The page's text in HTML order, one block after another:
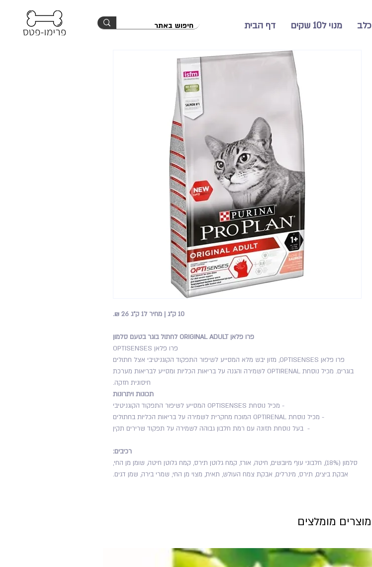
דף הבית מנוי ל10 שקים כלב
10 ק"ג | מחיר ל1 ק"ג 26 ₪.
פרו פלאן ORIGINAL ADULT לחתול בוגר בטעם סלמון
פרו פלאן OPTISENSES
פרו פלאן OPTISENSES, מזון יבש מלא המסייע לשיפור התפקוד הקוגניטיבי אצל חתולים
בוגרים. מכיל נוסחת OPTIRENAL לשמירה והגנה על בריאות הכליות ומסייע לבריאות מערכת
חיסונית חזקה.
תכונות ויתרונות
- מכיל נוסחת OPTISENSES המסייע לשיפור התפקוד הקוגניטיבי
- מכיל נוסחת OPTIRENAL המוכח מחקרית לשמירה על בריאות הכליות בחתולים
- בעל נוסחת תזונה עם רמת חלבון גבוהה לשמירה על תפקוד שרירים תקין
רכיבים:
סלמון (18%), חלבוני עוף מיובשים, חיטה, אורז, קמח גלוטן תירס, קמח גלוטן חיטה, שומן מן החי,
אבקת ביצים, תירס, מינרלים, אבקת צמח העולש, תאית, מצוי מן החי, שמרי בירה, שמן דגים.
מוצרים מומלצים